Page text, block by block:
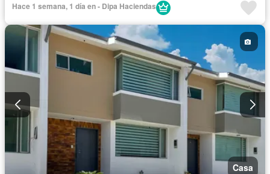
Hace 1 semana, 1 día en - Dipa Haciendas
Casa